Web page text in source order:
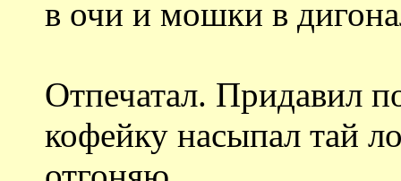
в очи и мошки в
Отпечатал. Придавил
кофейку насыпал тай